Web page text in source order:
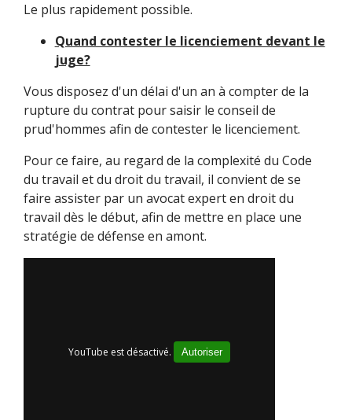
Le plus rapidement possible.
Quand contester le licenciement devant le
juge?
Vous disposez d'un délai d'un an à compter de la
rupture du contrat pour saisir le conseil de
prud'hommes afin de contester le licenciement.
Pour ce faire, au regard de la complexité du Code
du travail et du droit du travail, il convient de se
faire assister par un avocat expert en droit du
travail dès le début, afin de mettre en place une
stratégie de défense en amont.
YouTube est désactivé. Autoriser